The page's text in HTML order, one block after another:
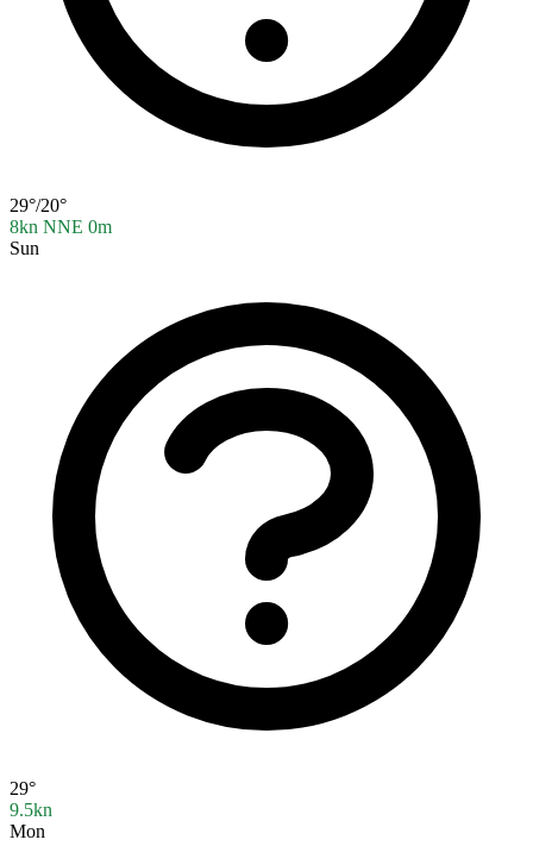
29°/20°
8kn NNE 0m
Sun
29°
9.5kn
Mon